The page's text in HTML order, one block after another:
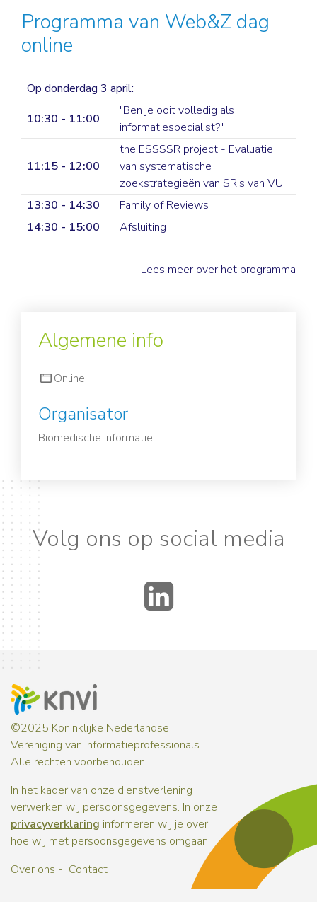
Programma van Web&Z dag
online
Op donderdag 3 april:
10:30 - 11:00
"Ben je ooit volledig als
informatiespecialist?"
11:15 - 12:00
the ESSSSR project - Evaluatie
van systematische
zoekstrategieën van SR’s van VU
13:30 - 14:30
Family of Reviews
14:30 - 15:00
Afsluiting
Lees meer over het programma
Algemene info
Online
Organisator
Biomedische Informatie
Volg ons op social media
©2025 Koninklijke Nederlandse
Vereniging van Informatieprofessionals.
Alle rechten voorbehouden.
In het kader van onze dienstverlening
verwerken wij persoonsgegevens. In onze
privacyverklaring informeren wij je over
hoe wij met persoonsgegevens omgaan.
Over ons
Contact